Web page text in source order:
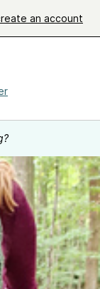
an account